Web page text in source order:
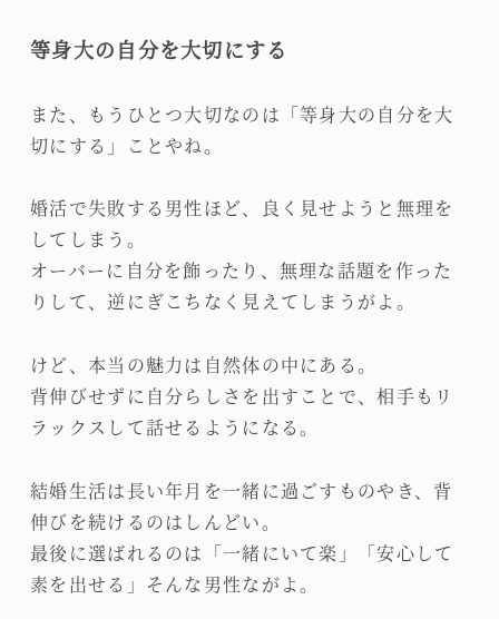
等身大の自分を大切にする
また、もうひとつ大切なのは「等身大の自分を大
切にする」ことやね。
婚活で失敗する男性ほど、良く見せようと無理を
してしまう。
オーバーに自分を飾ったり、無理な話題を作った
りして、逆にぎこちなく見えてしまうがよ。
けど、本当の魅力は自然体の中にある。
背伸びせずに自分らしさを出すことで、相手もリ
ラックスして話せるようになる。
結婚生活は長い年月を一緒に過ごすものやき、背
伸びを続けるのはしんどい。
最後に選ばれるのは「一緒にいて楽」「安心して
素を出せる」そんな男性ながよ。